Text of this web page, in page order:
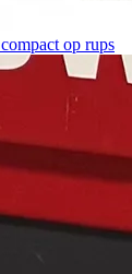
compact op rups